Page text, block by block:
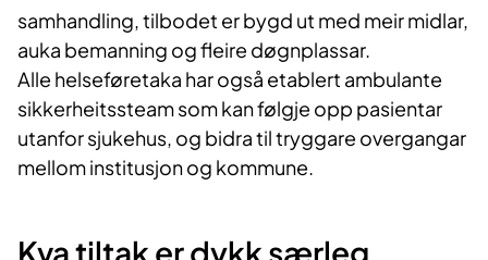
tett samarbeid med kommunane
skal hjelpe pasientar tilbake til eit
tryggare liv utanfor institusjon.
Pasientgruppa blir meir krevjande,
med fleire alvorleg sjuke pasientar,
fleire domfelte til tvunge psykisk
samhandling, tilbodet er bygd ut med meir midlar,
auka bemanning og fleire døgnplassar.
Alle helseføretaka har også etablert ambulante
sikkerheitssteam som kan følgje opp pasientar
utanfor sjukehus, og bidra til tryggare overgangar
mellom institusjon og kommune.
Kva tiltak er dykk særleg